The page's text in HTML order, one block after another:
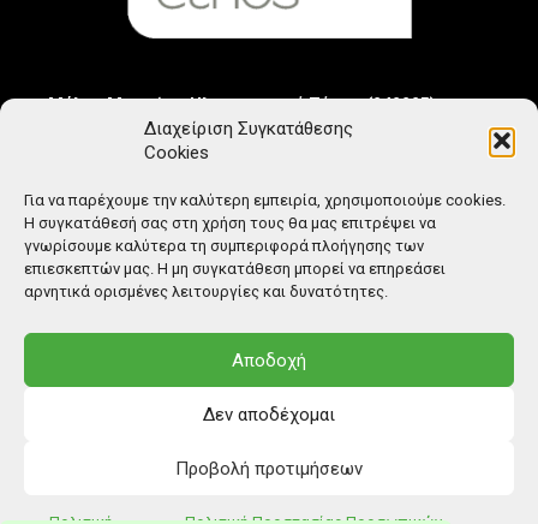
Διαχείριση Συγκατάθεσης
Cookies
Για να παρέχουμε την καλύτερη εμπειρία, χρησιμοποιούμε cookies.
Η συγκατάθεσή σας στη χρήση τους θα μας επιτρέψει να
γνωρίσουμε καλύτερα τη συμπεριφορά πλοήγησης των
επιεσκεπτών μας. Η μη συγκατάθεση μπορεί να επηρεάσει
αρνητικά ορισμένες λειτουργίες και δυνατότητες.
Αποδοχή
Δεν αποδέχομαι
Προβολή προτιμήσεων
Μέλος Μητρώου Ηλεκτρονικού Τύπου (242225)
© Copyright: Ethos Media S.A.